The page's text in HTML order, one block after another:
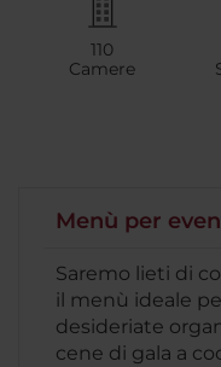
110
Camere
Menù per
Saremo lieti di
il menù ideale
desideriate
cene di gala a